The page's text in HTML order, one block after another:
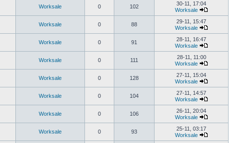
Worksale 0 102
30-11, 17:04
Worksale
Worksale 0 88
29-11, 15:47
Worksale
Worksale 0 91
28-11, 16:47
Worksale
Worksale 0 111
28-11, 11:00
Worksale
Worksale 0 128
27-11, 15:04
Worksale
Worksale 0 104
27-11, 14:57
Worksale
Worksale 0 106
26-11, 20:04
Worksale
Worksale 0 93
25-11, 03:17
Worksale